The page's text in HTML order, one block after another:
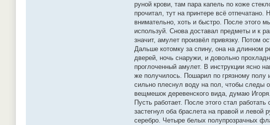
руной крови, там пара капель по коже
прочитал, тут на принтере всё
внимательно, хоть и быстро. После этого
используй. Снова доставал предметы и к
значит, амулет произвёл привязку. Потом
Дальше котомку за спину, она на длинном
дверей, ночь снаружи, и довольно
проглоченный амулет. В инструкции ясно
же получилось. Пошарил по грязному
сильно плеснул воду на пол, чтобы следы
вещмешок деревенского вида, думаю
Пусть работает. После этого стал
застегнул оба браслета на правой и
серебро. Четыре белых полупрозрачных